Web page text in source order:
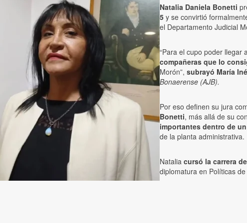
Natalia Daniela Bonetti
5 y se convirtió
el Departamento Judicial
“Para el cupo poder llegar
compañeras que lo
Morón”, subrayó María
Bonaerense (AJB).
Por eso definen su jura
Bonetti, más allá de su
importantes dentro de
de la planta administrativa.
Natalia cursó la carrera
diplomatura en Políticas